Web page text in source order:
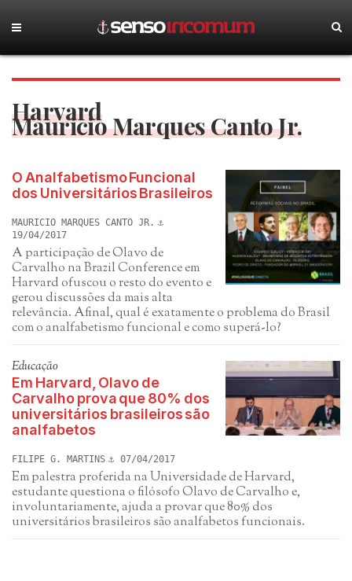
Harvard
Mauricio Marques Canto Jr.
O Analfabetismo Funcional
dos Universitários Brasileiros
MAURICIO MARQUES CANTO JR.
19/04/2017
A participação de Olavo de
Carvalho na Brazil Conference em
Harvard ofuscou o resto do evento e
gerou discussões da mais alta
relevância. Afinal, qual é exatamente o problema do Brasil
com o analfabetismo funcional e como superá-lo?
Educação
Em Harvard, Olavo de
Carvalho prova que 80% dos
universitários brasileiros são
analfabetos
FILIPE G. MARTINS 07/04/2017
Em palestra proferida na Universidade de Harvard,
estudante questiona o filósofo Olavo de Carvalho e,
involuntariamente, ajuda a provar que 80% dos
universitários brasileiros são analfabetos funcionais.